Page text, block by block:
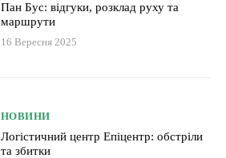
Пан Бус: відгуки, розклад руху та
маршрути
16 Вересня 2025
НОВИНИ
Логістичний центр Епіцентр: обстріли
та збитки